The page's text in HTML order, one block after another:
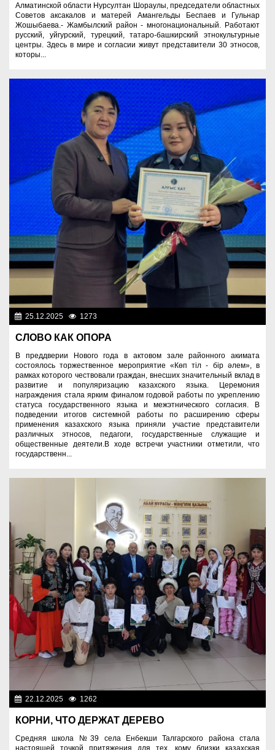
Алматинской области Нурсултан Шораулы, председатели областных
Советов аксакалов и матерей Амангельды Беспаев и Гульнар
Жошыбаева.- Жамбылский район - многонациональный. Работают
русский, уйгурский, турецкий, татаро-башкирский этнокультурные
центры. Здесь в мире и согласии живут представители 30 этносов,
которы...
25.12.2025 1273
СЛОВО КАК ОПОРА
В преддверии Нового года в актовом зале районного акимата
состоялось торжественное мероприятие «Көп тіл - бір әлем», в
рамках которого чествовали граждан, внесших значительный вклад в
развитие и популяризацию казахского языка. Церемония
награждения стала ярким финалом годовой работы по укреплению
статуса государственного языка и межэтнического согласия. В
подведении итогов системной работы по расширению сферы
применения казахского языка приняли участие представители
различных этносов, педагоги, государственные служащие и
общественные деятели.В ходе встречи участники отметили, что
государственн...
22.12.2025 1262
КОРНИ, ЧТО ДЕРЖАТ ДЕРЕВО
Средняя школа №39 села Енбекши Талгарского района стала
настоящей точкой притяжения для тех, кому близки казахская